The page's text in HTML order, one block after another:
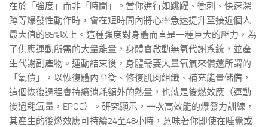
在於「強度」而非「時間」。當你進行如跳躍、衝刺、快速深
蹲等爆發性動作時，會在短時間內將心率急速提升至接近個人
最大值的85%以上。這種強度對身體而言是一種巨大的壓力，為
了供應運動所需的大量能量，身體會啟動無氧代謝系統，並產
生代謝副產物。運動結束後，身體需要大量氧氣來償還所謂的
「氧債」，以恢復體內平衡、修復肌肉組織、補充能量儲備，
這個恢復過程會持續消耗額外的熱量，也就是後燃效應（運動
後過耗氧量，EPOC）。研究顯示，一次高效能的爆發力訓練，
其產生的後燃效應可持續24至48小時，意味著你即使在睡覺或